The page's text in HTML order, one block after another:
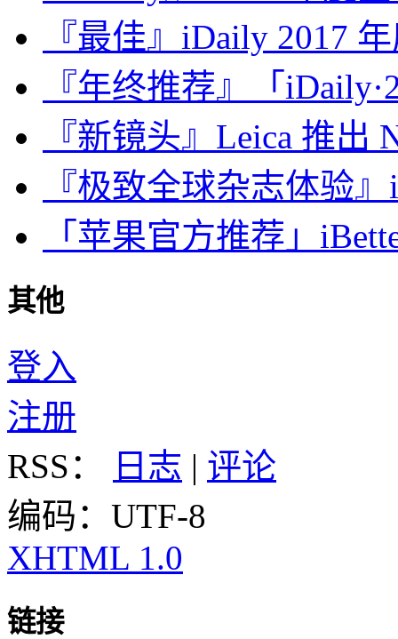
『最佳』iDaily 2017
『年终推荐』「
『新镜头』Leica 推出
『极致全球杂志体验
「苹果官方推荐」
其他
登入
注册
RSS：
日志 | 评论
编码：UTF-8
XHTML 1.0
链接